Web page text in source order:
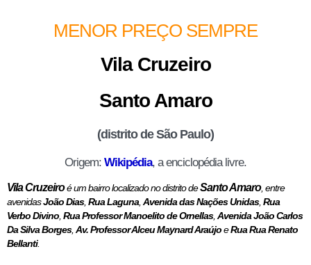
MENOR PREÇO SEMPRE
Vila Cruzeiro
Santo Amaro
(distrito de São Paulo)
Origem: Wikipédia, a enciclopédia livre.
Vila Cruzeiroé um bairro localizado no distrito deSanto Amaro, entre
avenidasJoão Dias,Rua Laguna,Avenida das Nações Unidas,Rua
Verbo Divino,Rua Professor Manoelito de Ornellas,Avenida João Carlos
Da Silva Borges,Av. Professor Alceu Maynard AraújoeRua Rua Renato
Bellanti.